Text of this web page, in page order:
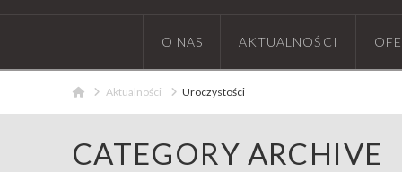
14 LIPCA, 2026
O NAS AKTUALNOŚCI
HomeAktualności Uroczystości
CATEGORY ARCHIVE